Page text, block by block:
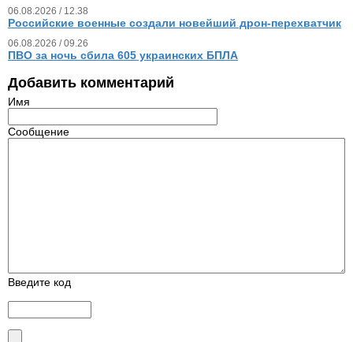
06.08.2026 / 12.38
Российские военные создали новейший дрон-перехватчик
06.08.2026 / 09.26
ПВО за ночь сбила 605 украинских БПЛА
Добавить комментарий
Имя
Сообщение
Введите код